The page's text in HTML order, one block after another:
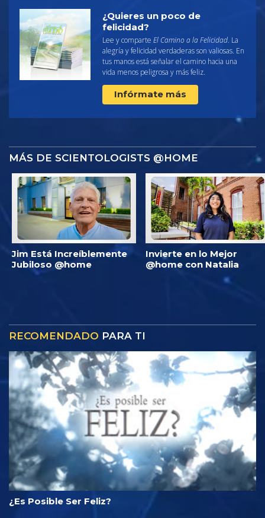
¿Quieres un poco de
felicidad?
Lee y comparte El Camino a la Felicidad. La
alegría y felicidad verdaderas son valiosas. En
tus manos está señalar el camino hacia una
vida menos peligrosa y más feliz.
Infórmate más
MÁS DE SCIENTOLOGISTS @HOME
Jim Está Increíblemente
Jubiloso @home
Invierte en lo Mejor
@home con Natalia
RECOMENDADO PARA TI
¿Es Posible Ser Feliz?